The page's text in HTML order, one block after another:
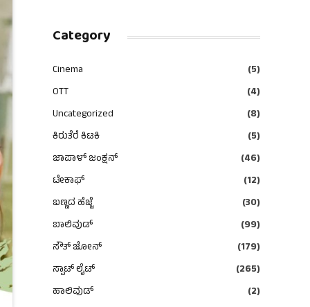
Category
Cinema
(5)
OTT
(4)
Uncategorized
(8)
ಕಿರುತೆರೆ ಕಿಟಕಿ
(5)
ಜಾಪಾಳ್ ಜಂಕ್ಷನ್
(46)
ಟೇಕಾಫ್
(12)
ಬಣ್ಣದ ಹೆಜ್ಜೆ
(30)
ಬಾಲಿವುಡ್
(99)
ಸೌತ್ ಜೋನ್
(179)
ಸ್ಪಾಟ್ ಲೈಟ್
(265)
ಹಾಲಿವುಡ್
(2)